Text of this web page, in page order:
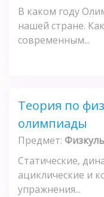
В каком году
нашей стране.
современным...
Теория по
олимпиады
Предмет:
Статические,
ациклические и
упражнения...